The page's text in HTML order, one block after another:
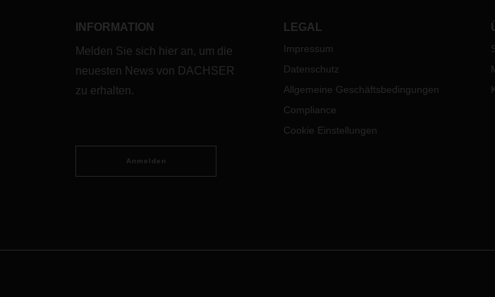
INFORMATION
Melden Sie sich hier an, um die
neuesten News von DACHSER
zu erhalten.
Anmelden
LEGAL
Impressum
Datenschutz
Allgemeine Geschäftsbedingungen
Compliance
Cookie Einstellungen